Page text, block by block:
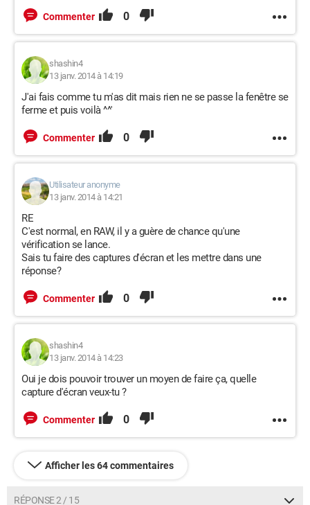
Commenter 0
shashin4
13 janv. 2014 à 14:19
J'ai fais comme tu m'as dit mais rien ne se passe la fenêtre se
ferme et puis voilà ^^'
Commenter 0
Utilisateur anonyme
13 janv. 2014 à 14:21
RE
C'est normal, en RAW, il y a guère de chance qu'une
vérification se lance.
Sais tu faire des captures d'écran et les mettre dans une
réponse?
Commenter 0
shashin4
13 janv. 2014 à 14:23
Oui je dois pouvoir trouver un moyen de faire ça, quelle
capture d'écran veux-tu ?
Commenter 0
Afficher les 64 commentaires
RÉPONSE 2 / 15